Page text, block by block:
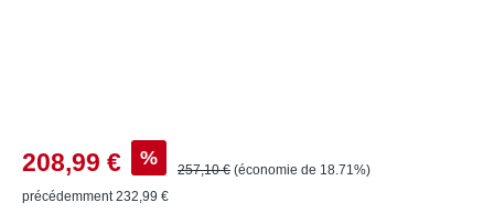
Prix de vente :
208,99 € % Prix régulier :
257,10 € (économie de 18.71%)
précédemment 232,99 €